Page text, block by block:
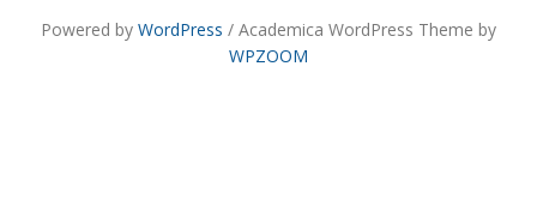
Powered by WordPress / Academica WordPress Theme by
WPZOOM